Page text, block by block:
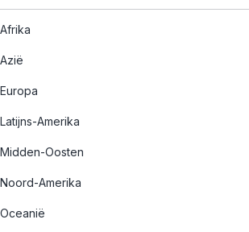
Afrika
Azië
Europa
Latijns-Amerika
Midden-Oosten
Noord-Amerika
Oceanië